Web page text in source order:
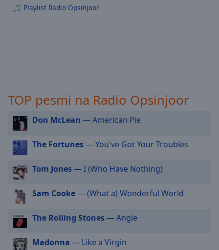
off,
settings
dialog
subtitles
off
selected
Track
in-
Picture
Fullscreen
Playlist Radio Opsinjoor
TOP pesmi na Radio Opsinjoor
Don McLean — American Pie
The Fortunes— You've Got Your Troubles
Tom Jones— I (Who Have Nothing)
Sam Cooke— (What a) Wonderful World
The Rolling Stones— Angie
Madonna — Like a Virgin